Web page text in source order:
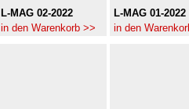
L-MAG 02-2022
in den Warenkorb >>
L-MAG 01-2022
in den